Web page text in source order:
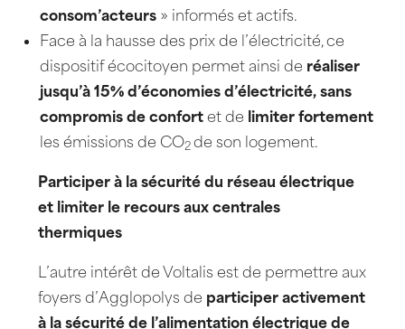
consom’acteurs » informés et actifs.
Face à la hausse des prix de l’électricité, ce
dispositif écocitoyen permet ainsi de réaliser
jusqu’à 15% d’économies d’électricité, sans
compromis de confort et de limiter fortement
les émissions de CO2 de son logement.
Participer à la sécurité du réseau électrique
et limiter le recours aux centrales
thermiques
L’autre intérêt de Voltalis est de permettre aux
foyers d’Agglopolys de participer activement
à la sécurité de l’alimentation électrique de